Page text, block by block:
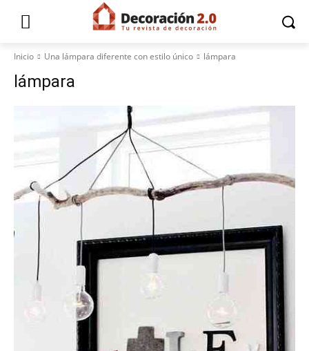
Inicio Una lámpara diferente con estilo único lámpara
lámpara